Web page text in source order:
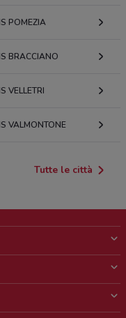
POMEZIA
BRACCIANO
VELLETRI
VALMONTONE
Tutte le città